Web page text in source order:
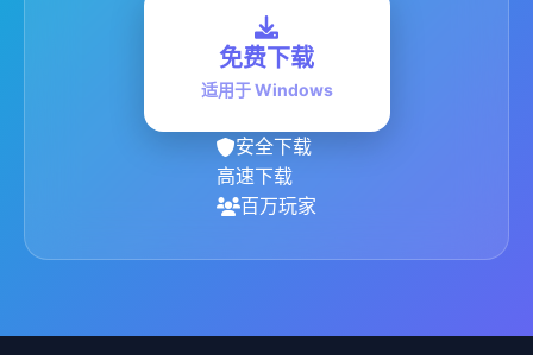
免费下载
适用于 Windows
安全下载
高速下载
百万玩家